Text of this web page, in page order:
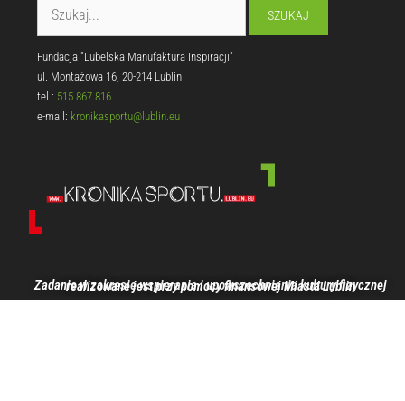
Fundacja "Lubelska Manufaktura Inspiracji"
ul. Montażowa 16, 20-214 Lublin
tel.: 515 867 816
e-mail: kronikasportu@lublin.eu
Zadanie w zakresie wspierania i upowszechniania kultury fizycznej realizowane jest przy pomocy finansowej Miasta Lublin